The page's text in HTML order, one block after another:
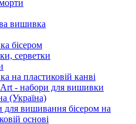
вишивка
бісером
серветки
на пластиковій канві
- набори для вишивки
(Україна)
для вишивання бісером на
основі